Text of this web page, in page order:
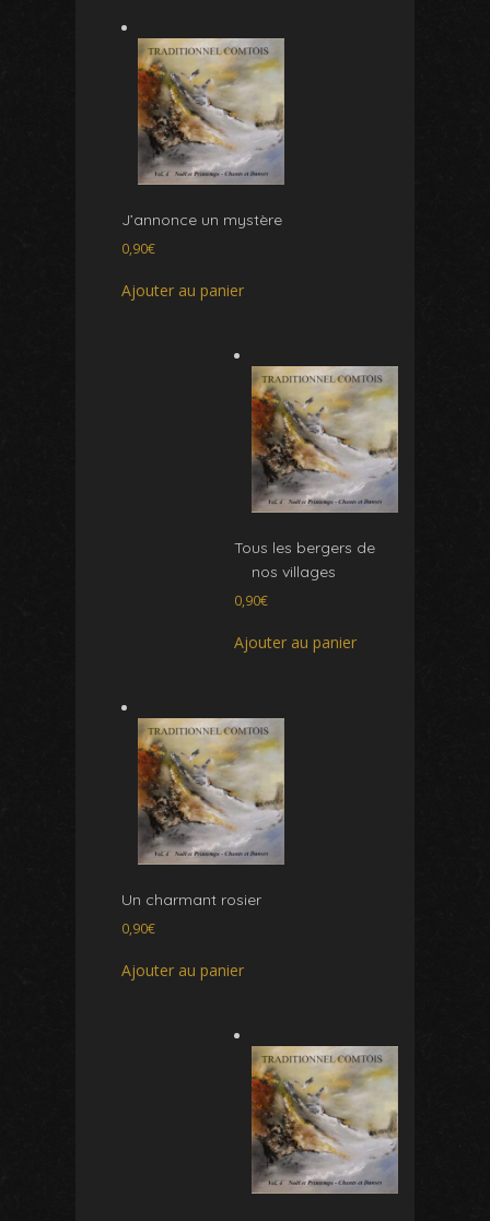
J’annonce un mystère
0,90€
Ajouter au panier
Tous les bergers de
nos villages
0,90€
Ajouter au panier
Un charmant rosier
0,90€
Ajouter au panier